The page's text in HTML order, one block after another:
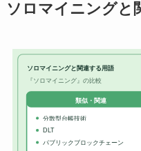
ソロマイニングと
ソロマイニングと関連する用語
『ソロマイニング』の比較
類似・関連
分散型台帳技術
DLT
パブリックブロックチェーン